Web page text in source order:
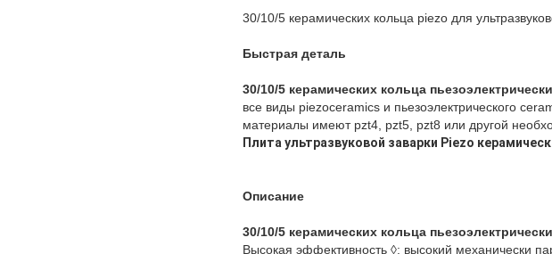
30/10/5 керамических кольца piezo для
Быстрая деталь
30/10/5 керамических кольца
все виды piezoceramics и пьезоэлектрического
материалы имеют pzt4, pzt5, pzt8 или другой
Плита ультразвуковой заварки Piezo
Описание
30/10/5 керамических кольца
Высокая эффективность ◊: высокий механически